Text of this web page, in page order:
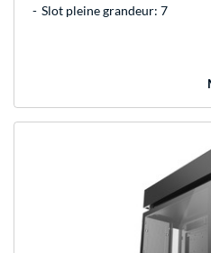
Slot pleine grandeur: 7